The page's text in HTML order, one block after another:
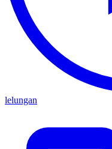
lelungan